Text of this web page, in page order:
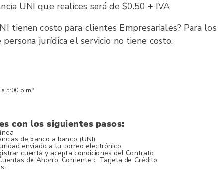
UNI que realices será de $0.50 + IVA
tienen costo para clientes Empresariales? Para los
jurídica el servicio no tiene costo.
5:00 p.m.*
con los siguientes pasos:
de banco a banco (UNI)
enviado a tu correo electrónico
cuenta y acepta condiciones del Contrato
de Ahorro, Corriente o Tarjeta de Crédito